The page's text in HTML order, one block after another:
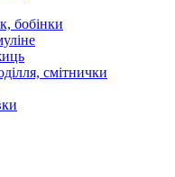
бобінки
смітнички